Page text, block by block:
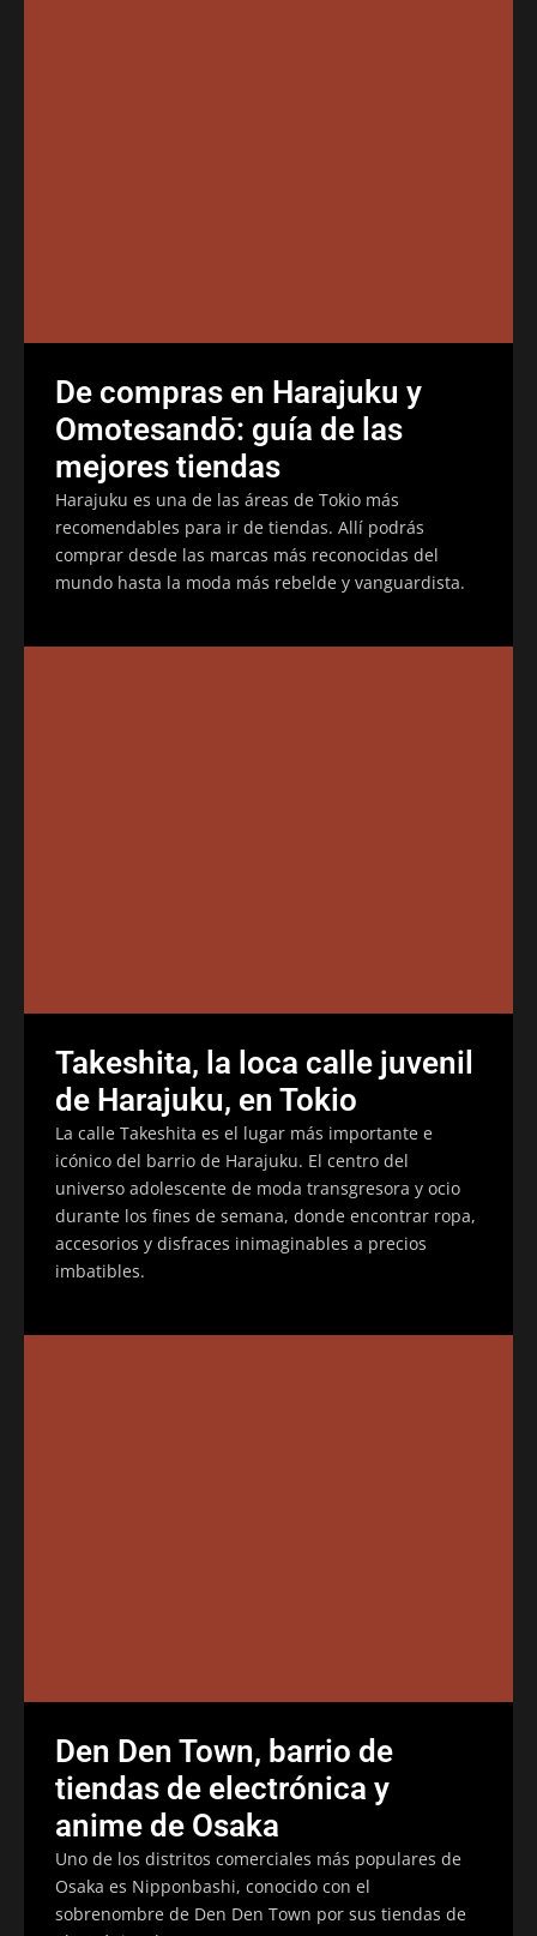
De compras en Harajuku y
Omotesandō: guía de las
mejores tiendas
Harajuku es una de las áreas de Tokio más
recomendables para ir de tiendas. Allí podrás
comprar desde las marcas más reconocidas del
mundo hasta la moda más rebelde y vanguardista.
Takeshita, la loca calle juvenil
de Harajuku, en Tokio
La calle Takeshita es el lugar más importante e
icónico del barrio de Harajuku. El centro del
universo adolescente de moda transgresora y ocio
durante los fines de semana, donde encontrar ropa,
accesorios y disfraces inimaginables a precios
imbatibles.
Den Den Town, barrio de
tiendas de electrónica y
anime de Osaka
Uno de los distritos comerciales más populares de
Osaka es Nipponbashi, conocido con el
sobrenombre de Den Den Town por sus tiendas de